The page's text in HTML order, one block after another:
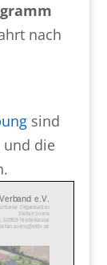
nach
sind
die